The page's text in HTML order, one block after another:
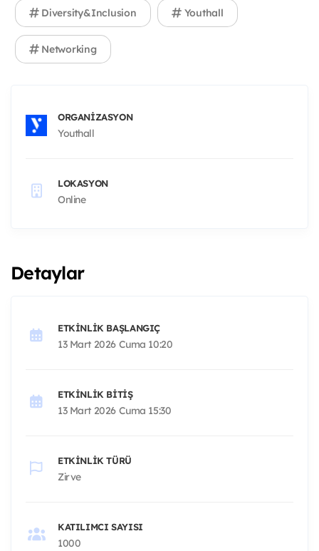
Diversity&Inclusion Youthall
Networking
ORGANIZASYON
Youthall
LOKASYON
Online
Detaylar
ETKINLIK BAŞLANGIÇ
13 Mart 2026 Cuma 10:20
ETKINLIK BITIŞ
13 Mart 2026 Cuma 15:30
ETKINLIK TÜRÜ
Zirve
KATILIMCI SAYISI
1000